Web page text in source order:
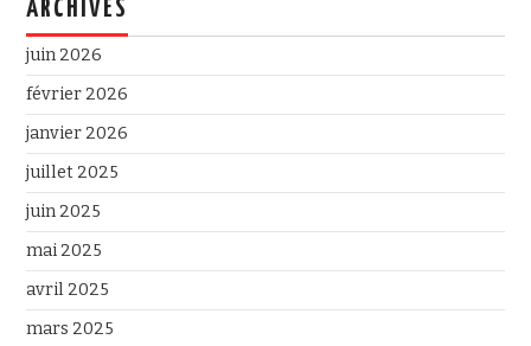
ARCHIVES
juin 2026
février 2026
janvier 2026
juillet 2025
juin 2025
mai 2025
avril 2025
mars 2025